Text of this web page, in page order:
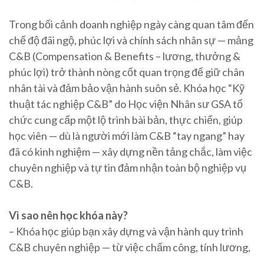
Trong bối cảnh doanh nghiệp ngày càng quan tâm đến
chế độ đãi ngộ, phúc lợi và chính sách nhân sự — mảng
C&B (Compensation & Benefits – lương, thưởng &
phúc lợi) trở thành nòng cốt quan trọng để giữ chân
nhân tài và đảm bảo vận hành suôn sẻ. Khóa học “Kỹ
thuật tác nghiệp C&B” do Học viện Nhân sư GSA tổ
chức cung cấp một lộ trình bài bản, thực chiến, giúp
học viên — dù là người mới làm C&B “tay ngang” hay
đã có kinh nghiệm — xây dựng nền tảng chắc, làm việc
chuyên nghiệp và tự tin đảm nhận toàn bộ nghiệp vụ
C&B.
Vì sao nên học khóa này?
– Khóa học giúp bạn xây dựng và vận hành quy trình
C&B chuyên nghiệp — từ việc chấm công, tính lương,